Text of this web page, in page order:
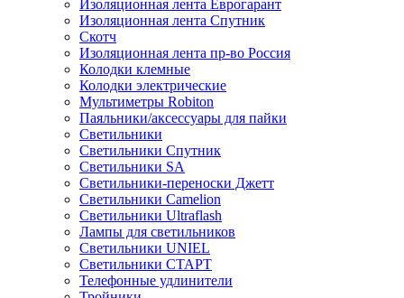
Изоляционная лента Еврогарант
Изоляционная лента Спутник
Скотч
Изоляционная лента пр-во Россия
Колодки клемные
Колодки электрические
Мультиметры Robiton
Паяльники/аксессуары для пайки
Светильники
Светильники Спутник
Светильники SA
Светильники-переноски Джетт
Светильники Camelion
Светильники Ultraflash
Лампы для светильников
Светильники UNIEL
Светильники СТАРТ
Телефонные удлинители